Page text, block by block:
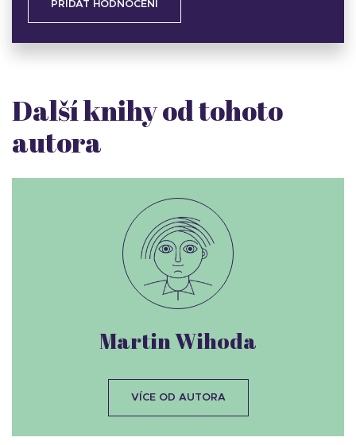
PŘIDAT HODNOCENÍ
Další knihy od tohoto
autora
Martin Wihoda
VÍCE OD AUTORA